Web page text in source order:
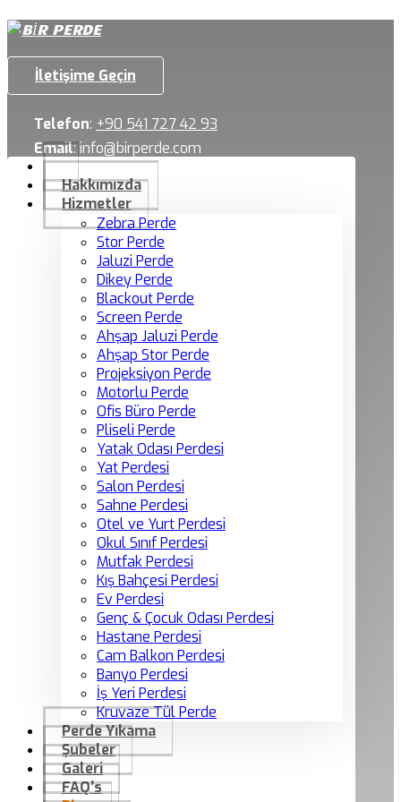
İletişime Geçin
Telefon: +90 541 727 42 93
Email:info@birperde.com
Hakkımızda
Hizmetler
Zebra Perde
Stor Perde
Jaluzi Perde
Dikey Perde
Blackout Perde
Screen Perde
Ahşap Jaluzi Perde
Ahşap Stor Perde
Projeksiyon Perde
Motorlu Perde
Ofis Büro Perde
Pliseli Perde
Yatak Odası Perdesi
Yat Perdesi
Salon Perdesi
Sahne Perdesi
Otel ve Yurt Perdesi
Okul Sınıf Perdesi
Mutfak Perdesi
Kış Bahçesi Perdesi
Ev Perdesi
Genç & Çocuk Odası Perdesi
Hastane Perdesi
Cam Balkon Perdesi
Banyo Perdesi
İş Yeri Perdesi
Kruvaze Tül Perde
Perde Yıkama
Şubeler
Galeri
FAQ’s